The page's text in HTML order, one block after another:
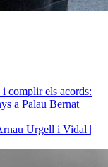
complir els acords:
a Palau Bernat
Urgell i Vidal |